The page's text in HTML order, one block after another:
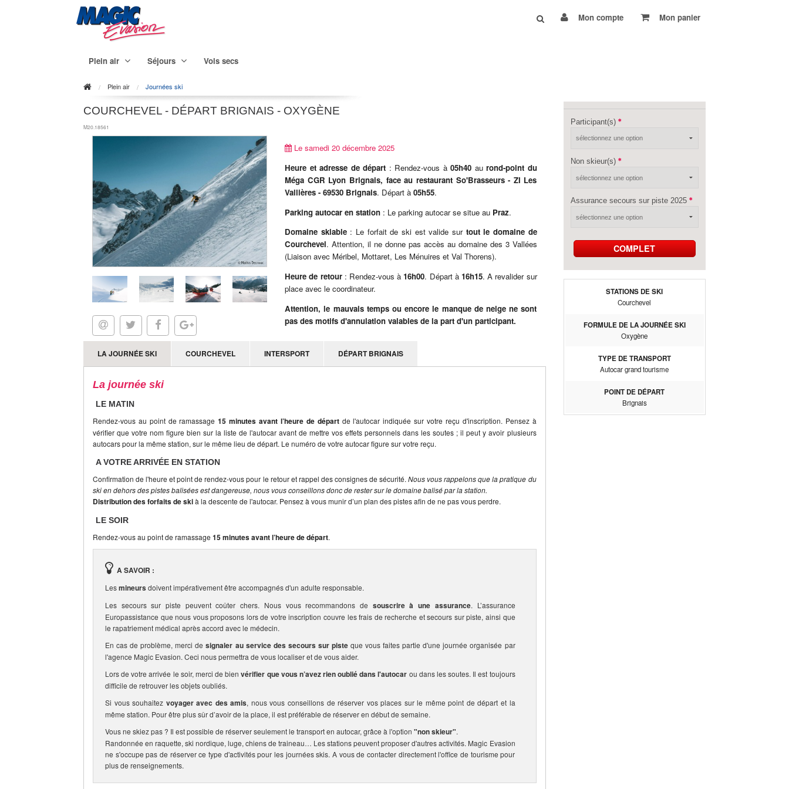
Mon compte Mon panier
Plein air Séjours Vols secs
Plein air Journées ski
COURCHEVEL - DÉPART BRIGNAIS - OXYGÈNE
M20.18561
Le samedi 20 décembre 2025
Heure et adresse de départ : Rendez-vous à05h40 aurond-point du
Méga CGR Lyon Brignais, face au restaurant So'Brasseurs - ZI Les
Vallières - 69530 Brignais. Départ à05h55.
Parking autocar en station : Le parking autocar se situe au Praz.
Domaine skiable : Le forfait de ski est valide sur tout le domaine de
Courchevel. Attention, il ne donne pas accès au domaine des 3 Vallées
(Liaison avec Méribel, Mottaret, Les Ménuires et Val Thorens).
Heure de retour : Rendez-vous à16h00. Départ à 16h15. A revalider sur
place avec le coordinateur.
Attention, le mauvais temps ou encore le manque de neige ne sont
pas des motifs d'annulation valables de la part d'un participant.
LA JOURNÉE SKI COURCHEVEL INTERSPORT DÉPART BRIGNAIS
La journée ski
LE MATIN
Rendez-vous au point de ramassage15 minutes avant l’heure de départde l'autocar indiquée sur votre reçu d'inscription. Pensez à
vérifier que votre nom figure bien sur la liste de l'autocar avant de mettre vos effets personnels dans les soutes ; il peut y avoir plusieurs
autocars pour la même station, sur le même lieu de départ. Le numéro de votre autocar figure sur votre reçu.
A VOTRE ARRIVÉE EN STATION
Confirmation de l'heure et point de rendez-vous pour le retour et rappel des consignes de sécurité.Nous vous rappelons que la pratique du
ski en dehors des pistes balisées est dangereuse, nous vous conseillons donc de rester sur le domaine balisé par la station.
Distribution des forfaits de skià la descente de l'autocar. Pensez à vous munir d’un plan des pistes afin de ne pas vous perdre.
LE SOIR
Rendez-vous au point de ramassage 15 minutes avant l’heure de départ.
A SAVOIR :
Lesmineursdoivent impérativement être accompagnés d'un adulte responsable.
Les secours sur piste peuvent coûter chers. Nous vous recommandons de souscrire à une assurance. L’assurance
Europassistance que nous vous proposons lors de votre inscription couvre les frais de recherche et secours sur piste, ainsi que
le rapatriement médical après accord avec le médecin.
En cas de problème, merci designaler au service des secours sur pisteque vous faites partie d'une journée organisée par
l'agence Magic Evasion. Ceci nous permettra de vous localiser et de vous aider.
Lors de votre arrivée le soir, merci de bienvérifier que vous n’avez rien oublié dans l'autocar ou dans les soutes. Il est toujours
difficile de retrouver les objets oubliés.
Si vous souhaitez voyager avec des amis, nous vous conseillons de réserver vos places sur le même point de départ et la
même station. Pour être plus sûr d’avoir de la place, il est préférable de réserver en début de semaine.
Vous ne skiez pas ? Il est possible de réserver seulement le transport en autocar, grâce à l'option "non skieur".
Randonnée en raquette, ski nordique, luge, chiens de traineau… Les stations peuvent proposer d'autres activités. Magic Evasion
ne s'occupe pas de réserver ce type d'activités pour les journées skis. A vous de contacter directement l'office de tourisme pour
plus de renseignements.
Participant(s)
Non skieur(s)
Assurance secours sur piste 2025
COMPLET
STATIONS DE SKI
Courchevel
FORMULE DE LA JOURNÉE SKI
Oxygène
TYPE DE TRANSPORT
Autocar grand tourisme
POINT DE DÉPART
Brignais